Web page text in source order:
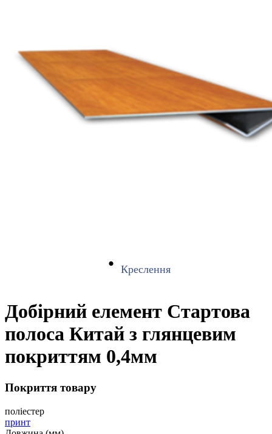
Креслення
Добірний елемент Стартова
полоса Китай з глянцевим
покриттям 0,4мм
Покриття товару
поліестер
принт